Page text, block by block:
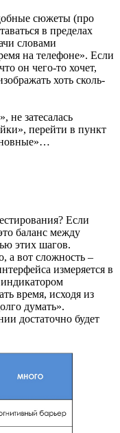
сюжеты (про
в пределах
словами
на телефоне». Если
он чего-то хочет,
хоть сколь-
не затесалась
перейти в пункт
Если
баланс между
этих шагов.
а вот сложность –
измеряется в
время, исходя из
думать».
достаточно будет